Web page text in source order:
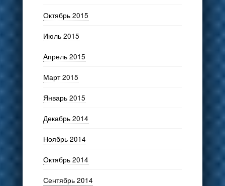
Октябрь 2015
Июль 2015
Апрель 2015
Март 2015
Январь 2015
Декабрь 2014
Ноябрь 2014
Октябрь 2014
Сентябрь 2014